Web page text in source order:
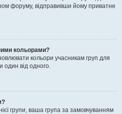
форуму, відправивши йому приватне
кольорами?
кольори учасникам груп для
один від одного.
групи, ваша група за замовчуванням